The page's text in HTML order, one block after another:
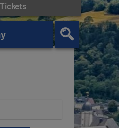
Tickets